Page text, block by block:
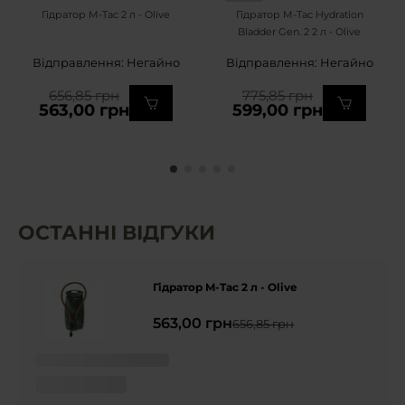
Гідратор M-Tac 2 л - Olive
Відправлення: Негайно
563,00 грн
656,85 грн
Гідратор M-Tac Hydration
Bladder Gen. 2 2 л - Olive
Відправлення: Негайно
599,00 грн
775,85 грн
ОСТАННІ ВІДГУКИ
Гідратор M-Tac 2 л - Olive
563,00 грн656,85 грн